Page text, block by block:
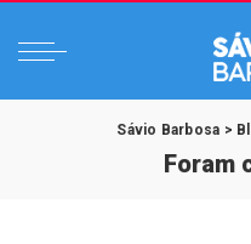
Sávio Barbosa >
Foram